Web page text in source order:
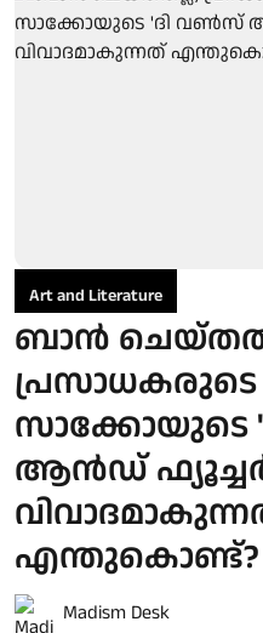
Art and Literature
ബാന്‍
പ്രസാധകരുടെ
സാക്കോയുടെ
ആന്‍ഡ് ഫ്യൂച്ചര്‍
എന്തുകൊണ്ട്?
Madism Desk